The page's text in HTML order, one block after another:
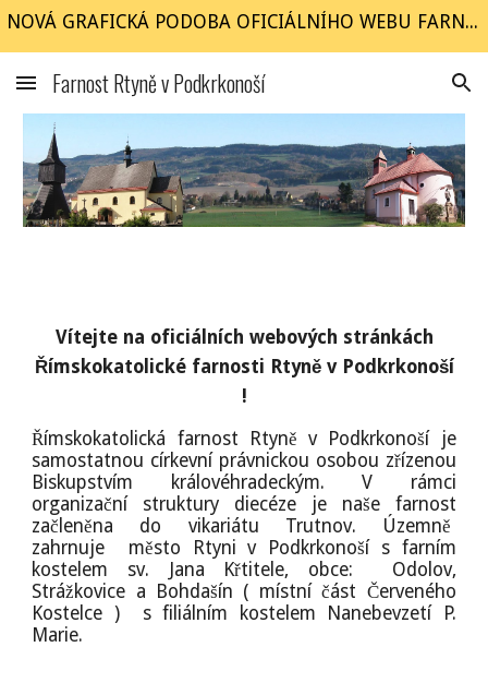
NOVÁ GRAFICKÁ PODOBA OFICIÁLNÍHO WEBU FARNOSTI Rtyně v Podkrkonoší
Farnost Rtyně v Podkrkonoší
Vítejte na oficiálních webových stránkách
Římskokatolické farnosti Rtyně v Podkrkonoší
!
Římskokatolická farnost Rtyně v Podkrkonoší je
samostatnou církevní právnickou osobou zřízenou
Biskupstvím královéhradeckým. V rámci
organizační struktury diecéze je naše farnost
začleněna do vikariátu Trutnov. Územně
zahrnuje město Rtyni v Podkrkonoší s farním
kostelem sv. Jana Křtitele, obce: Odolov,
Strážkovice a Bohdašín ( místní část Červeného
Kostelce ) s filiálním kostelem Nanebevzetí P.
Marie.